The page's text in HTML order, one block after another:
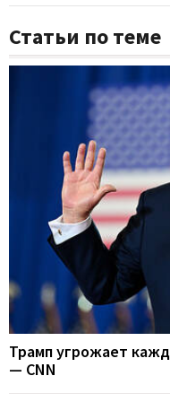
Статьи по теме
Трамп угрожает
— CNN